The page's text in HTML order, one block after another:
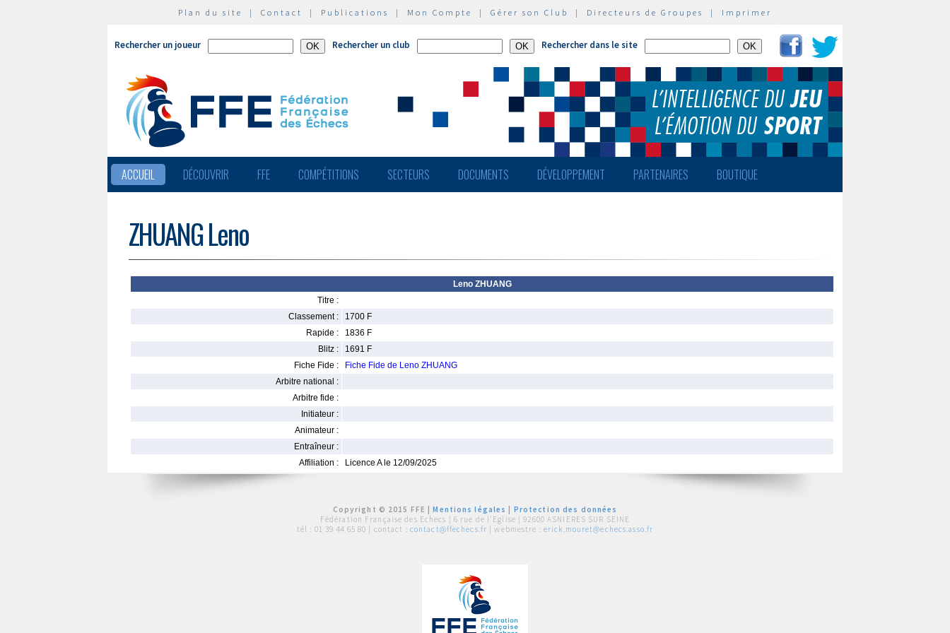
Plan du site | Contact | Publications | Mon Compte | Gérer son Club | Directeurs de Groupes | Imprimer
Rechercher un joueur Rechercher un club Rechercher dans le site
ACCUEIL DÉCOUVRIR FFE COMPÉTITIONS SECTEURS DOCUMENTS DÉVELOPPEMENT PARTENAIRES BOUTIQUE
ZHUANG Leno
Leno ZHUANG
Titre :
Classement :
1700 F
Rapide :
1836 F
Blitz :
1691 F
Fiche Fide :
Fiche Fide de Leno ZHUANG
Arbitre national :
Arbitre fide :
Initiateur :
Animateur :
Entraîneur :
Affiliation :
Licence A le 12/09/2025
Copyright © 2015 FFE |Mentions légales
Protection des données
Fédération Française des Echecs | 6 rue de l'Eglise | 92600 ASNIERES SUR SEINE
tél : 01 39 44 65 80 | contact : contact@ffechecs.fr | webmestre : erick.mouret@echecs.asso.fr